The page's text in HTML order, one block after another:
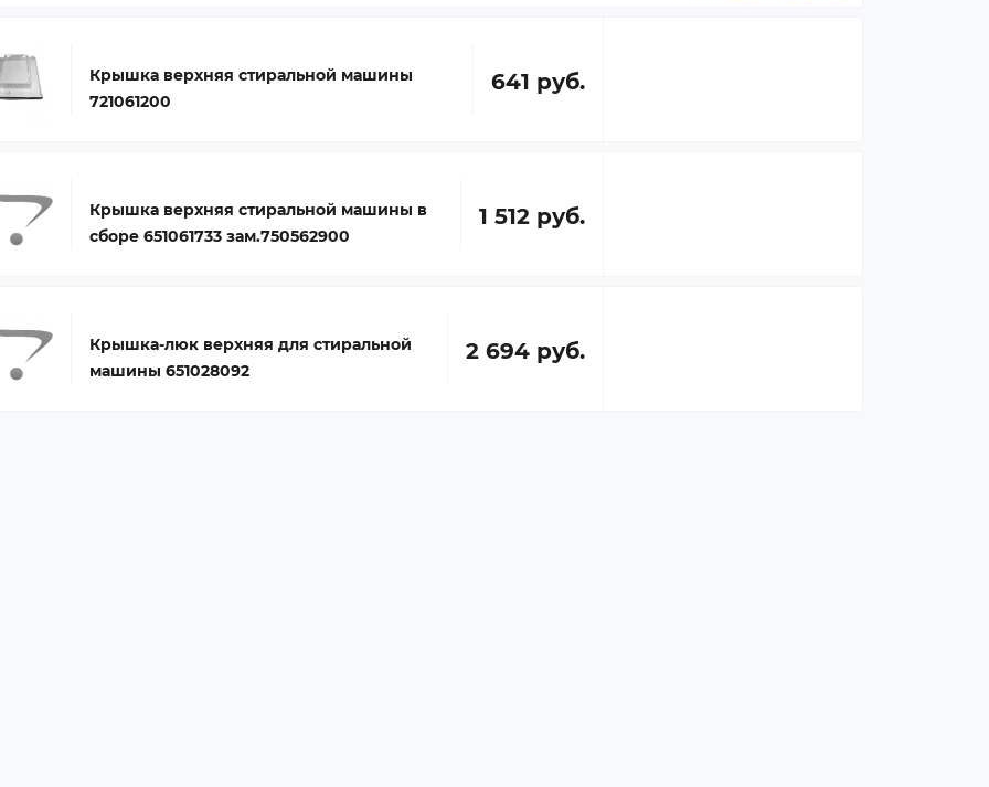
Крышка верхняя стиральной машины
721061200
641 руб.
Крышка верхняя стиральной машины в
сборе 651061733 зам.750562900
1 512 руб.
Крышка-люк верхняя для стиральной
машины 651028092
2 694 руб.